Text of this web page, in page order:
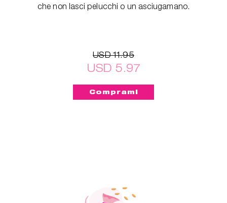
che non lasci pelucchi o un asciugamano.
USD 11.95
USD 5.97